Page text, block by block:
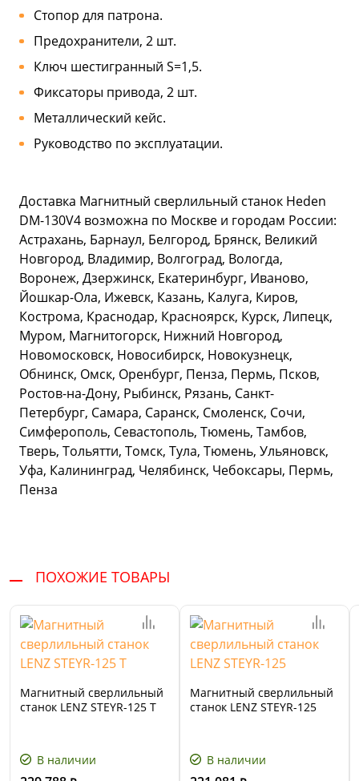
Стопор для патрона.
Предохранители, 2 шт.
Ключ шестигранный S=1,5.
Фиксаторы привода, 2 шт.
Металлический кейс.
Руководство по эксплуатации.
Доставка Магнитный сверлильный станок Heden
DM-130V4 возможна по Москве и городам России:
Астрахань, Барнаул, Белгород, Брянск, Великий
Новгород, Владимир, Волгоград, Вологда,
Воронеж, Дзержинск, Екатеринбург, Иваново,
Йошкар-Ола, Ижевск, Казань, Калуга, Киров,
Кострома, Краснодар, Красноярск, Курск, Липецк,
Муром, Магнитогорск, Нижний Новгород,
Новомосковск, Новосибирск, Новокузнецк,
Обнинск, Омск, Оренбург, Пенза, Пермь, Псков,
Ростов-на-Дону, Рыбинск, Рязань, Санкт-
Петербург, Самара, Саранск, Смоленск, Сочи,
Симферополь, Севастополь, Тюмень, Тамбов,
Тверь, Тольятти, Томск, Тула, Тюмень, Ульяновск,
Уфа, Калининград, Челябинск, Чебоксары, Пермь,
Пенза
ПОХОЖИЕ ТОВАРЫ
Магнитный сверлильный
станок LENZ STEYR-125 T
В наличии
Магнитный сверлильный
станок LENZ STEYR-125
В наличии